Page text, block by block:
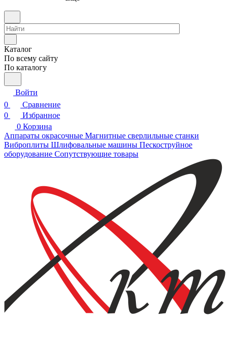
Каталог
По всему сайту
По каталогу
Войти
0
Сравнение
0
Избранное
0 Корзина
Аппараты окрасочные Магнитные сверлильные станки
Виброплиты Шлифовальные машины Пескоструйное
оборудование Сопутствующие товары